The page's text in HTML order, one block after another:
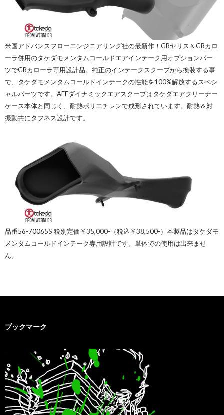
米国アドバンスフローエンジニアリング社の最新作！GRヤリス＆GRカロ
ーラ併用のタケダモメンタムコールドエアインテーク用オプションパー
ツでGRカローラ専用設計品。純正のインテークスクープから換装する事
で、タケダモメンタムコールドインテークの性能を100%解放するスペシ
ャルパーツです。AFEダイナミックエアスクープはタケダエアクリーナー
ケース本体と同じく、耐熱ポリエチレンで成形されています。耐熱＆対
振動共にタフネス設計です。
品番56-70065S 税別定価￥35,000-（税込￥38,500-）本製品はタケダモ
メンタムコールドインテーク専用設計です。単体での使用は出来ませ
ん。
ブックマーク